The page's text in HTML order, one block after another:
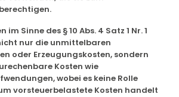
im Sinne des § 10 Abs. 4 Satz 1 Nr. 1
nur die unmittelbaren
oder Erzeugungskosten, sondern
Kosten wie
wobei es keine Rolle
vorsteuerbelastete Kosten handelt